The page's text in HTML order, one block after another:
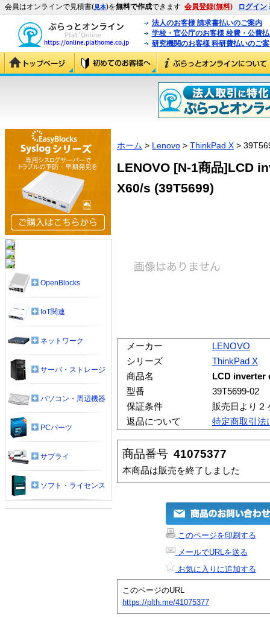
会員はオンラインで見積書(見本)を無料で作成できます 会員登録(無料) ログイン
法人のお客様 請求書払いのご案内
学校・官公庁のお客様 校費・公費
研究機関のお客様 科研費払いのご
ホーム > Lenovo > ThinkPad X >
LENOVO [N-1商品]LCD
X60/s (39T5699)
メーカー
LENOVO
シリーズ
ThinkPad X
商品名
LCD inverter
型番
39T5699-02
保証条件
販売日より２
返品について
特定商取引法
商品番号 41075377
本商品は販売を終了しました
このページを印刷する
メールでURLを送る
お気に入りに追加する
このページのURL
https://plth.me/41075377
OpenBlocks
IoT関連
ネットワーク
サーバ・ストレージ
パソコン・周辺機器
PCパーツ
サプライ
ソフト・ライセンス